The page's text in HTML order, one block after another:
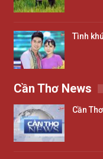
Tình
Cần Thơ News
Cần